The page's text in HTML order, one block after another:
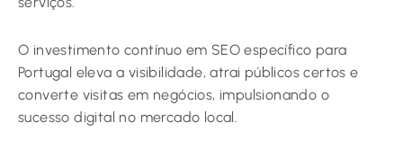
O investimento contínuo em SEO específico para
Portugal eleva a visibilidade, atrai públicos certos e
converte visitas em negócios, impulsionando o
sucesso digital no mercado local.